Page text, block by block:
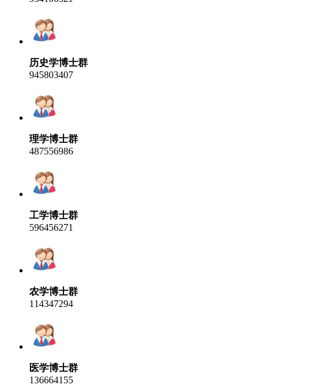
历史学博士群
945803407
理学博士群
487556986
工学博士群
596456271
农学博士群
114347294
医学博士群
136664155